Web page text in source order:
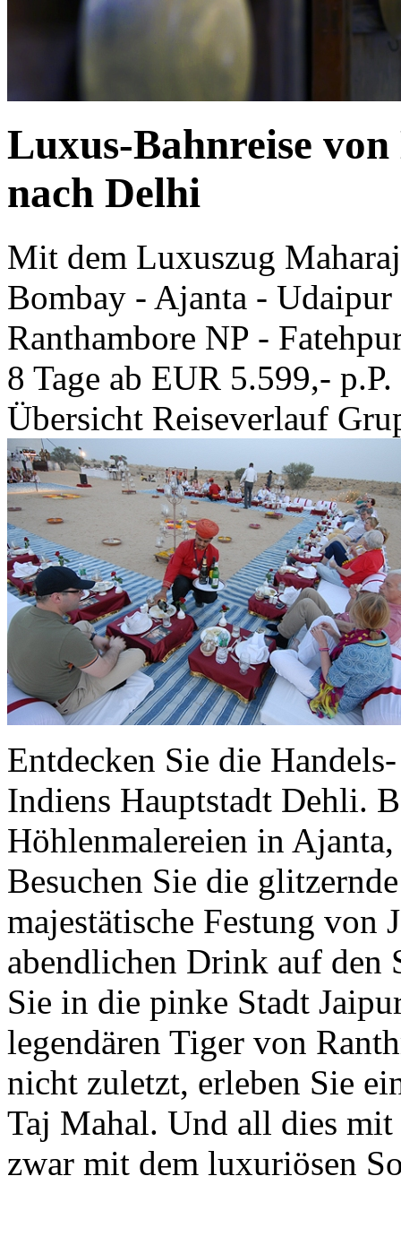
Luxus-Bahnreise
nach Delhi
Mit dem Luxuszug
Bombay - Ajanta -
Ranthambore NP -
8 Tage ab EUR 5.599,- p.P.
Übersicht Reiseverlauf
Entdecken Sie die
Indiens Hauptstadt Dehli.
Höhlenmalereien in
Besuchen Sie die
majestätische Festung von
abendlichen Drink auf den
Sie in die pinke Stadt
legendären Tiger von
nicht zuletzt, erleben Sie
Taj Mahal. Und all dies
zwar mit dem luxuriösen